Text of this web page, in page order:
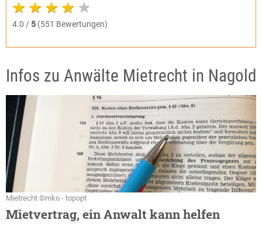
4.0 / 5 (551 Bewertungen)
Infos zu Anwälte Mietrecht in Nagold
Mietrecht ©mko - topopt
Mietvertrag, ein Anwalt kann helfen